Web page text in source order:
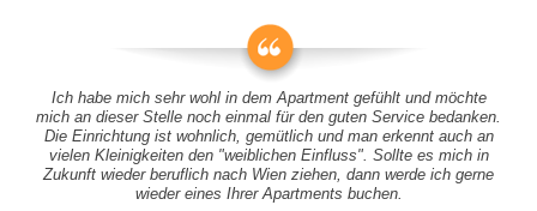
Ich habe mich sehr wohl in dem Apartment gefühlt und möchte
mich an dieser Stelle noch einmal für den guten Service bedanken.
Die Einrichtung ist wohnlich, gemütlich und man erkennt auch an
vielen Kleinigkeiten den "weiblichen Einfluss". Sollte es mich in
Zukunft wieder beruflich nach Wien ziehen, dann werde ich gerne
wieder eines Ihrer Apartments buchen.